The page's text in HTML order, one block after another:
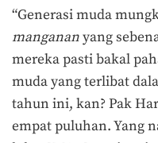
“Generasi muda
mangananyang
mereka pasti bakal
muda yang terlibat
tahun ini, kan? Pak
empat puluhan. Yang